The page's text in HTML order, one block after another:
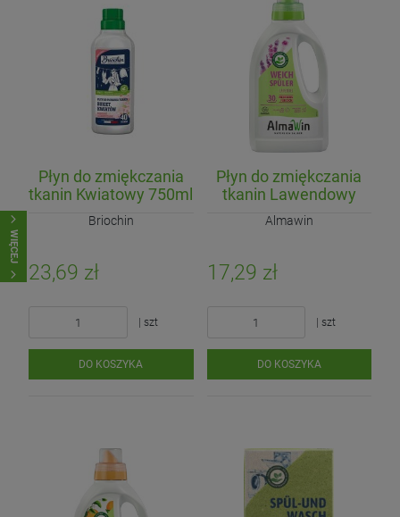
WIĘCEJ
Płyn do zmiękczania
tkanin Kwiatowy 750ml
(40 prań)
Briochin
23,69 zł
| szt
DO KOSZYKA
Płyn do zmiękczania
tkanin Lawendowy
(koncentrat) ECO 750
ml (30 prań)
Almawin
17,29 zł
| szt
DO KOSZYKA